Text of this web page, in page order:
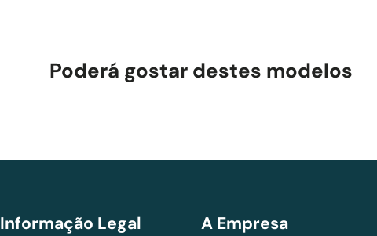
Poderá gostar destes modelos
Informação Legal A Empresa